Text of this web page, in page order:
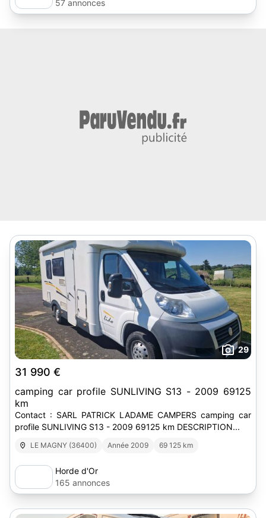
57 annonces
29
31 990 €
camping car profile SUNLIVING S13 - 2009 69125
km
Contact : SARL PATRICK LADAME CAMPERS camping car
profile SUNLIVING S13 - 2009 69125 km DESCRIPTION...
LE MAGNY (36400) Année 2009 69 125 km
Horde d'Or
165 annonces